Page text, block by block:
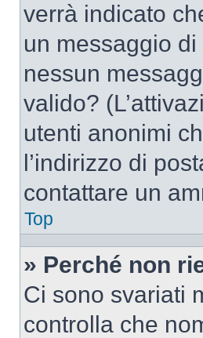
verrà indicato
un messaggio
nessun
valido?
utenti anonimi
l’indirizzo di
contattare un
Top
» Perché non
Ci sono svariati
controlla che